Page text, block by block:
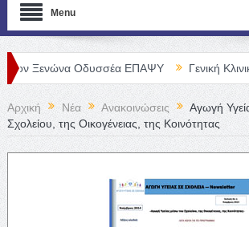
Menu
Οδυσσέα ΕΠΑΨΥ Γενική Κλινική
Αρχική Νέα Ανακοινώσεις
Αγωγή
Σχολείου, της Οικογένειας, της Κοινότητας